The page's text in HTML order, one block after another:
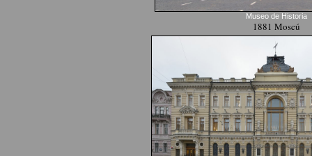
Museo de Historia
1881 Moscú